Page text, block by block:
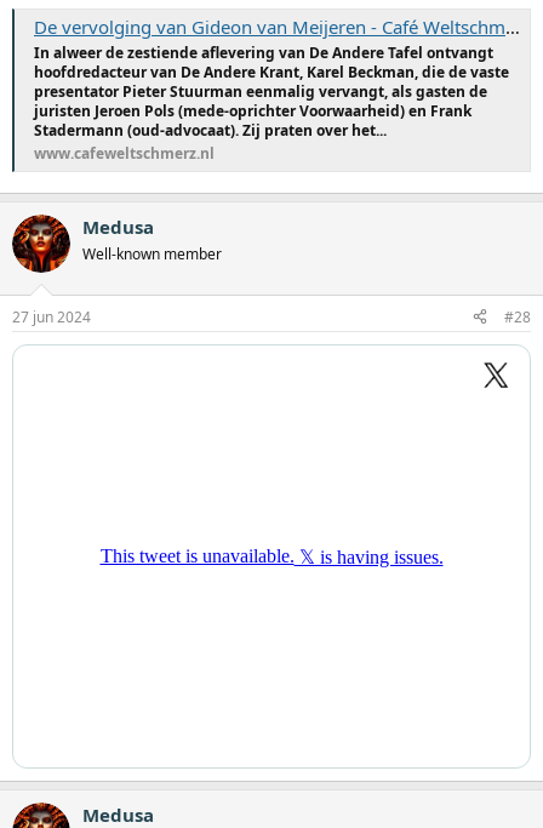
De vervolging van Gideon van Meijeren - Café Weltschmerz
In alweer de zestiende aflevering van De Andere Tafel ontvangt
hoofdredacteur van De Andere Krant, Karel Beckman, die de vaste
presentator Pieter Stuurman eenmalig vervangt, als gasten de
juristen Jeroen Pols (mede-oprichter Voorwaarheid) en Frank
Stadermann (oud-advocaat). Zij praten over het...
www.cafeweltschmerz.nl
Medusa
Well-known member
27 jun 2024 #28
Medusa